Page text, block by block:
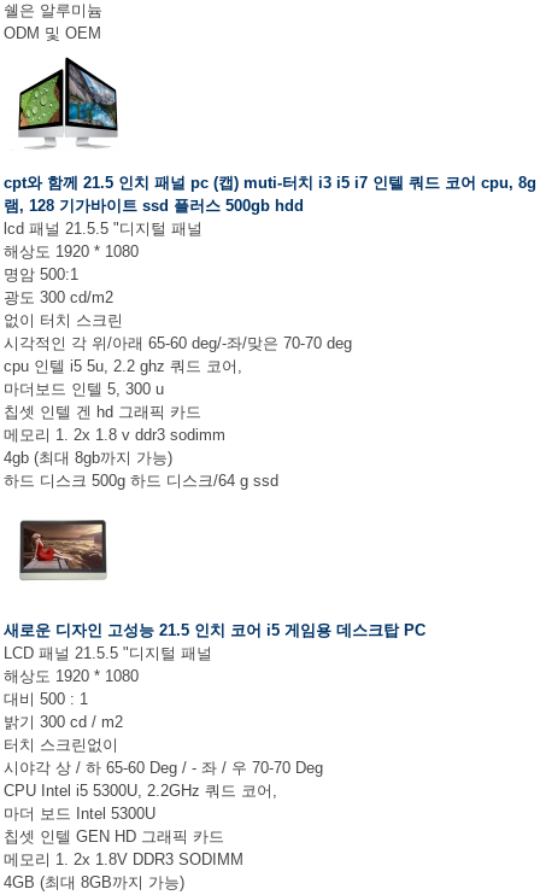
쉘은 알루미늄
ODM 및 OEM
cpt와 함께 21.5 인치 패널 pc (캡) muti-터치 i3 i5 i7 인텔 쿼드 코어 cpu, 8g
램, 128 기가바이트 ssd 플러스 500gb hdd
lcd 패널 21.5.5 "디지털 패널
해상도 1920 * 1080
명암 500:1
광도 300 cd/m2
없이 터치 스크린
시각적인 각 위/아래 65-60 deg/-좌/맞은 70-70 deg
cpu 인텔 i5 5u, 2.2 ghz 쿼드 코어,
마더보드 인텔 5, 300 u
칩셋 인텔 겐 hd 그래픽 카드
메모리 1. 2x 1.8 v ddr3 sodimm
4gb (최대 8gb까지 가능)
하드 디스크 500g 하드 디스크/64 g ssd
새로운 디자인 고성능 21.5 인치 코어 i5 게임용 데스크탑 PC
LCD 패널 21.5.5 "디지털 패널
해상도 1920 * 1080
대비 500 : 1
밝기 300 cd / m2
터치 스크린없이
시야각 상 / 하 65-60 Deg / - 좌 / 우 70-70 Deg
CPU Intel i5 5300U, 2.2GHz 쿼드 코어,
마더 보드 Intel 5300U
칩셋 인텔 GEN HD 그래픽 카드
메모리 1. 2x 1.8V DDR3 SODIMM
4GB (최대 8GB까지 가능)